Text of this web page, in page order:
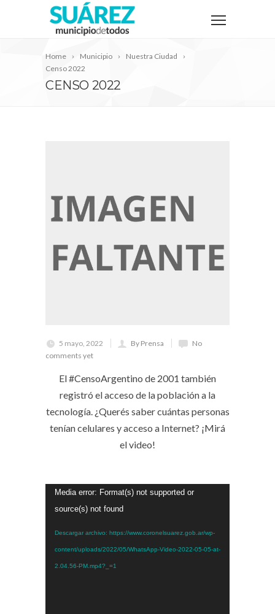
Home Municipio
Nuestra Ciudad
Censo 2022
CENSO 2022
5 mayo, 2022 By Prensa
No
comments yet
El #CensoArgentino de 2001 también
registró el acceso de la población a la
tecnología. ¿Querés saber cuántas personas
tenían celulares y acceso a Internet? ¡Mirá
el video!
Reproductor
de
Media error: Format(s) not supported or
source(s) not found
Descargar archivo: https://www.coronelsuarez.gob.ar/wp-
content/uploads/2022/05/WhatsApp-Video-2022-05-05-at-
2.04.56-PM.mp4?_=1